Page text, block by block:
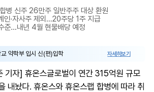
병 신주 26만주 일반주주 대상 환원
인·자사주 제외…20주당 1주 지급
준…내년 4월 현물배당 예정
약학부 입시 신(편)입학 자세히보기
기자] 휴온스글로벌이 연간 315억원 규모
내놨다. 휴온스와 휴온스랩 합병에 따라 취